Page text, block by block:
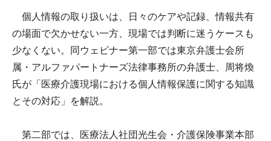
個人情報の取り扱いは、日々のケアや記録、情報共有
の場面で欠かせない一方、現場では判断に迷うケースも
少なくない。同ウェビナー第一部では東京弁護士会所
属・アルファパートナーズ法律事務所の弁護士、周将煥
氏が「医療介護現場における個人情報保護に関する知識
とその対応」を解説。
第二部では、医療法人社団光生会・介護保険事業本部